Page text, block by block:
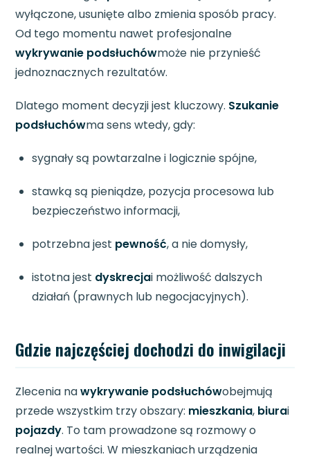
wyłączone, usunięte albo zmienia sposób pracy.
Od tego momentu nawet profesjonalne
wykrywanie podsłuchówmoże nie przynieść
jednoznacznych rezultatów.
Dlatego moment decyzji jest kluczowy. Szukanie
podsłuchówma sens wtedy, gdy:
sygnały są powtarzalne i logicznie spójne,
stawką są pieniądze, pozycja procesowa lub
bezpieczeństwo informacji,
potrzebna jest pewność, a nie domysły,
istotna jest dyskrecjai możliwość dalszych
działań (prawnych lub negocjacyjnych).
Gdzie najczęściej dochodzi do inwigilacji
Zlecenia nawykrywanie podsłuchówobejmują
przede wszystkim trzy obszary: mieszkania, biurai
pojazdy. To tam prowadzone są rozmowy o
realnej wartości. W mieszkaniach urządzenia